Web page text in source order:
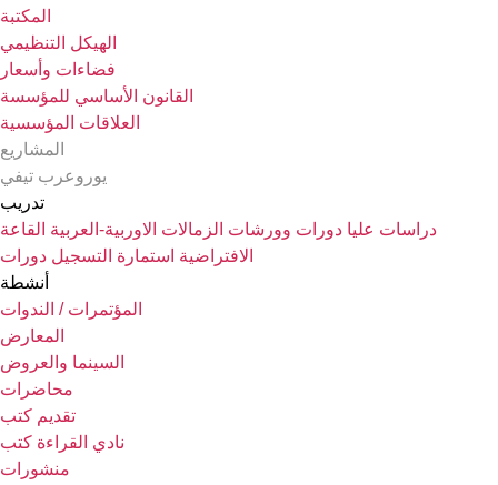
المكتبة
الهيكل التنظيمي
فضاءات وأسعار
القانون الأساسي للمؤسسة
العلاقات المؤسسية
المشاريع
يوروعرب تيفي
تدريب
دراسات عليا دورات وورشات الزمالات الاوربية-العربية القاعة
الافتراضية استمارة التسجيل دورات
أنشطة
المؤتمرات / الندوات
المعارض
السينما والعروض
محاضرات
تقديم كتب
نادي القراءة كتب
منشورات